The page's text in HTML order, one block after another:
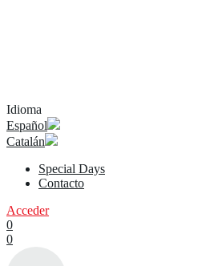
Idioma
Español
Catalán
Special Days
Contacto
Acceder
0
0